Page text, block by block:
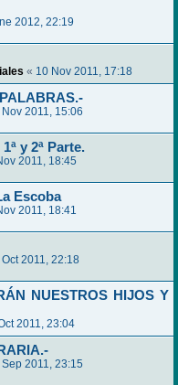
2012, 22:19
« 10 Nov 2011, 17:18
2011, 15:06
y 2ª Parte.
2011, 18:45
Escoba
2011, 18:41
Oct 2011, 22:18
NUESTROS HIJOS Y
2011, 23:04
2011, 23:15